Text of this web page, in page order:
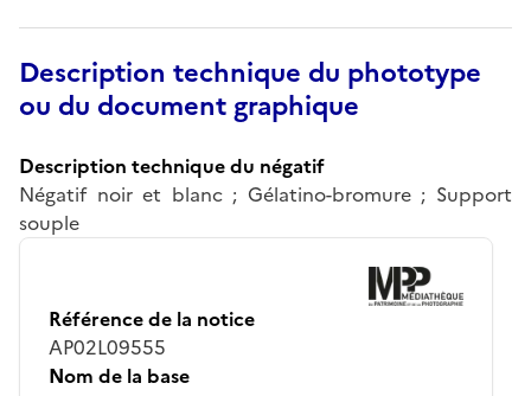
Description technique du phototype
ou du document graphique
Description technique du négatif
Négatif noir et blanc ; Gélatino-bromure ; Support
souple
Référence de la notice
AP02L09555
Nom de la base